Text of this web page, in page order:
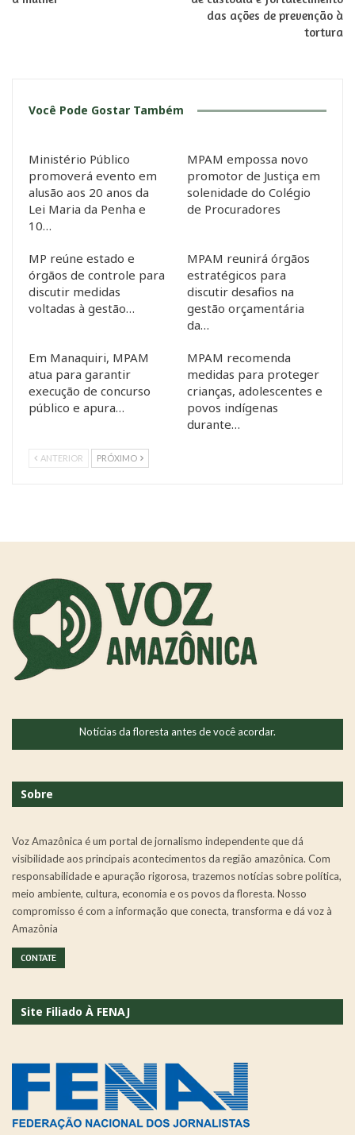
das ações de prevenção à
tortura
Você Pode Gostar Também
Ministério Público
promoverá evento em
alusão aos 20 anos da
Lei Maria da Penha e
10…
MPAM empossa novo
promotor de Justiça em
solenidade do Colégio
de Procuradores
MP reúne estado e
órgãos de controle para
discutir medidas
voltadas à gestão…
MPAM reunirá órgãos
estratégicos para
discutir desafios na
gestão orçamentária
da…
Em Manaquiri, MPAM
atua para garantir
execução de concurso
público e apura…
MPAM recomenda
medidas para proteger
crianças, adolescentes e
povos indígenas
durante…
ANTERIOR PRÓXIMO
Notícias da floresta antes de você acordar.
Sobre
Voz Amazônica é um portal de jornalismo independente que dá
visibilidade aos principais acontecimentos da região amazônica. Com
responsabilidade e apuração rigorosa, trazemos notícias sobre política,
meio ambiente, cultura, economia e os povos da floresta. Nosso
compromisso é com a informação que conecta, transforma e dá voz à
Amazônia
CONTATE
Site Filiado À FENAJ